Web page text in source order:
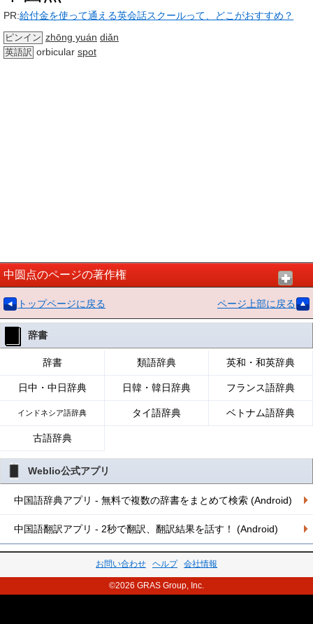
PR:給付金を使って通える英会話スクールって、どこがおすすめ？
ピンイン zhōng yuán diǎn
英語訳 orbicular spot
中圆点のページの著作権
トップページに戻る ページ上部に戻る
辞書
辞書 類語辞典 英和・和英辞典
日中・中日辞典 日韓・韓日辞典 フランス語辞典
インドネシア語辞典 タイ語辞典 ベトナム語辞典
古語辞典
Weblio公式アプリ
中国語辞典アプリ - 無料で複数の辞書をまとめて検索 (Android)
中国語翻訳アプリ - 2秒で翻訳、翻訳結果を話す！ (Android)
お問い合わせ ヘルプ 会社情報
©2026 GRAS Group, Inc.